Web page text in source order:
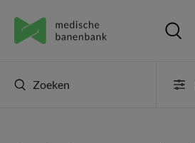
Zoeken